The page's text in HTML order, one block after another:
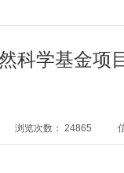
科学基金项
浏览次数： 24865